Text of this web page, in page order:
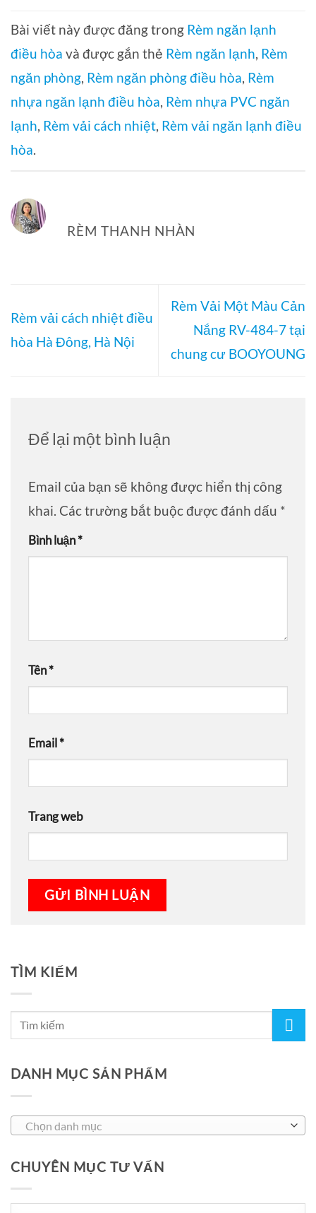
Bài viết này được đăng trong Rèm ngăn lạnh
điều hòa và được gắn thẻ Rèm ngăn lạnh, Rèm
ngăn phòng, Rèm ngăn phòng điều hòa, Rèm
nhựa ngăn lạnh điều hòa, Rèm nhựa PVC ngăn
lạnh, Rèm vải cách nhiệt, Rèm vải ngăn lạnh điều
hòa.
RÈM THANH NHÀN
Rèm vải cách nhiệt điều
hòa Hà Đông, Hà Nội
Rèm Vải Một Màu Cản
Nắng RV-484-7 tại
chung cư BOOYOUNG
Để lại một bình luận
Email của bạn sẽ không được hiển thị công
khai. Các trường bắt buộc được đánh dấu *
Bình luận*
Tên*
Email*
Trang web
TÌM KIẾM
DANH MỤC SẢN PHẨM
Chọn danh mục
CHUYÊN MỤC TƯ VẤN